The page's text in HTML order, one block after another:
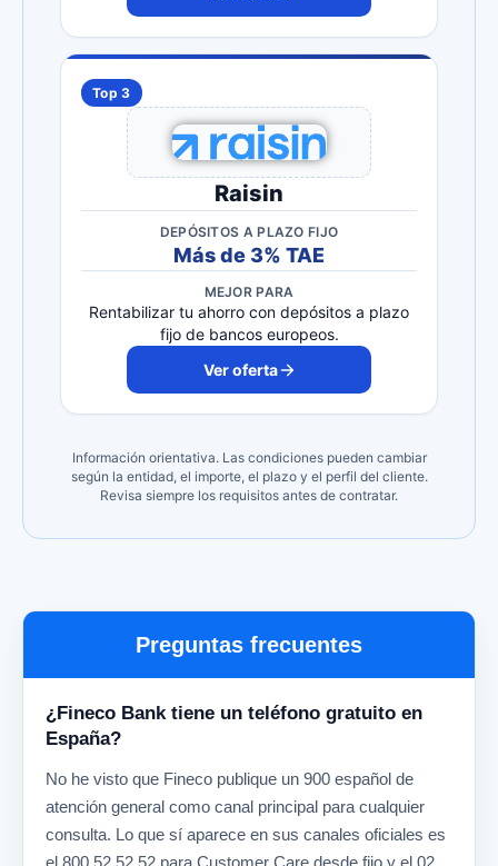
Top 3
Raisin
DEPÓSITOS A PLAZO FIJO
Más de 3% TAE
MEJOR PARA
Rentabilizar tu ahorro con depósitos a plazo
fijo de bancos europeos.
Ver oferta
Información orientativa. Las condiciones pueden cambiar
según la entidad, el importe, el plazo y el perfil del cliente.
Revisa siempre los requisitos antes de contratar.
Preguntas frecuentes
¿Fineco Bank tiene un teléfono gratuito en
España?
No he visto que Fineco publique un 900 español de
atención general como canal principal para cualquier
consulta. Lo que sí aparece en sus canales oficiales es